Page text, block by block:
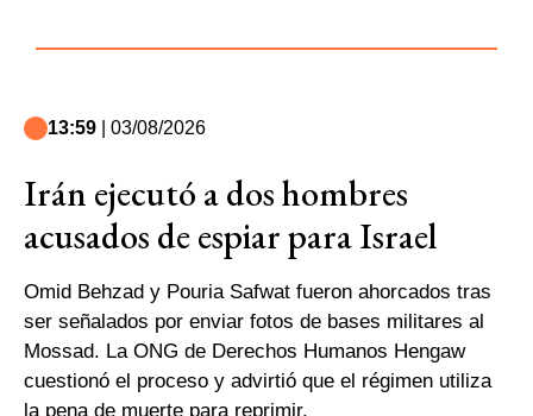
13:59 | 03/08/2026
Irán ejecutó a dos hombres
acusados de espiar para Israel
Omid Behzad y Pouria Safwat fueron ahorcados tras
ser señalados por enviar fotos de bases militares al
Mossad. La ONG de Derechos Humanos Hengaw
cuestionó el proceso y advirtió que el régimen utiliza
la pena de muerte para reprimir.